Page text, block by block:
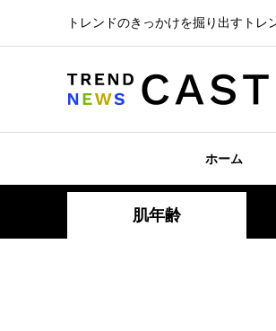
トレンドのきっかけを掘り出すトレ
ホーム
肌年齢